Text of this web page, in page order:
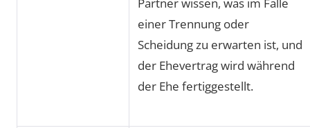
Partner wissen, was im Falle
einer Trennung oder
Scheidung zu erwarten ist, und
der Ehevertrag wird während
der Ehe fertiggestellt.